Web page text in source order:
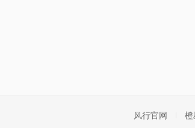
风行官网 橙